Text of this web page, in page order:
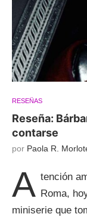
RESEÑAS
Reseña:
contarse
por Paola R.
A tención
Roma,
miniserie que